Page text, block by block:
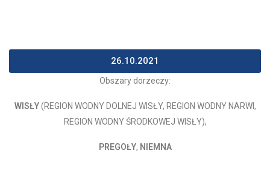
26.10.2021
Obszary dorzeczy:
WISŁY(REGION WODNY DOLNEJ WISŁY, REGION WODNY NARWI,
REGION WODNY ŚRODKOWEJ WISŁY),
PREGOŁY, NIEMNA